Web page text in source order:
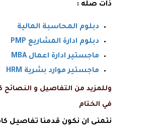
ذات صله :
دبلوم المحاسبة المالية
دبلوم ادارة المشاريع PMP
ماجستير ادارة اعمال MBA
ماجستير موارد بشرية HRM
وللمزيد من التفاصيل و
في الختام
نتمنى ان نكون قدمنا تفاصيل